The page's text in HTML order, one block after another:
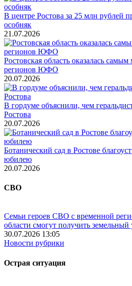
В центре Ростова за 25 млн рублей
особняк
21.07.2026
Ростовская область оказалась
регионов ЮФО
20.07.2026
В гордуме объяснили, чем
Ростова
20.07.2026
Ботанический сад в Ростове
юбилею
20.07.2026
СВО
Семьи героев СВО с временной
области смогут получить земельный
30.07.2026 13:05
Новости рубрики
Острая ситуация